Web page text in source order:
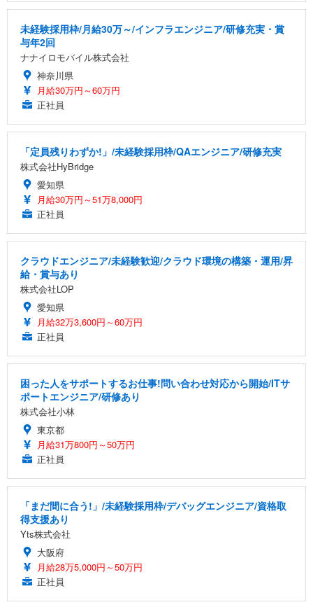
未経験採用枠/月給30万～/インフラエンジニア/研修充実・賞
与年2回
ナナイロモバイル株式会社
神奈川県
月給30万円～60万円
正社員
「定員残りわずか!」/未経験採用枠/QAエンジニア/研修充実
株式会社HyBridge
愛知県
月給30万円～51万8,000円
正社員
クラウドエンジニア/未経験歓迎/クラウド環境の構築・運用/昇
給・賞与あり
株式会社LOP
愛知県
月給32万3,600円～60万円
正社員
困った人をサポートするお仕事!問い合わせ対応から開始/ITサ
ポートエンジニア/研修あり
株式会社小林
東京都
月給31万800円～50万円
正社員
「まだ間に合う!」/未経験採用枠/デバッグエンジニア/資格取
得支援あり
Yts株式会社
大阪府
月給28万5,000円～50万円
正社員